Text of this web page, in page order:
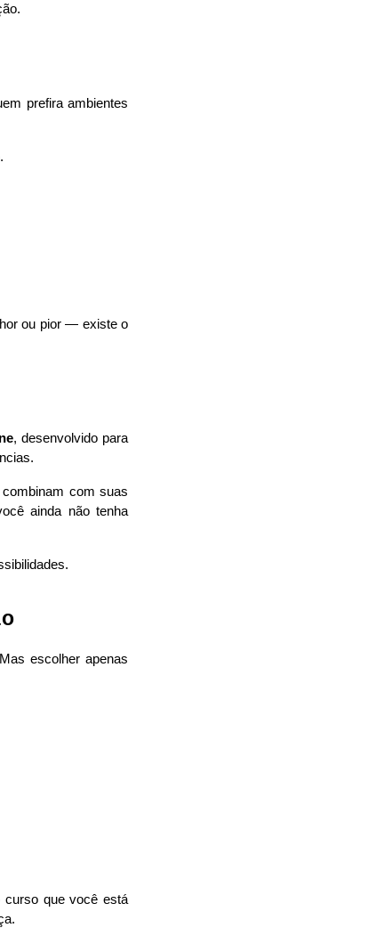
prefira ambientes
ou pior — existe o
, desenvolvido para
com suas
ainda não tenha
escolher apenas
curso que você está